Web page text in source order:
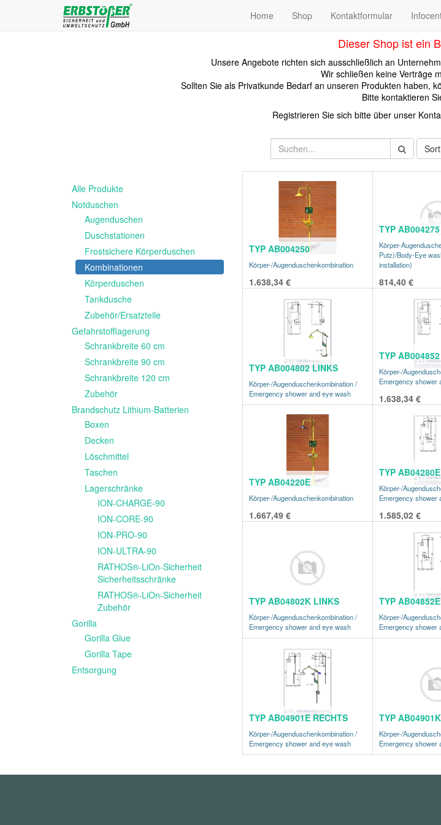
Home Shop Kontaktformular
Dieser Shop ist ein
Unsere Angebote richten sich ausschließlich an
Wir schließen keine Verträge
Sollten Sie als Privatkunde Bedarf an unseren Produkten haben,
Bitte kontaktieren
Registrieren Sie sich bitte über unser
Alle Produkte
Notduschen
Augenduschen
Duschstationen
Frostsichere Körperduschen
Kombinationen
Körperduschen
Tankdusche
Zubehör/Ersatzteile
Gefahrstofflagerung
Schrankbreite 60 cm
Schrankbreite 90 cm
Schrankbreite 120 cm
Zubehör
Brandschutz Lithium-Batterien
Boxen
Decken
Löschmittel
Taschen
Lagerschränke
ION-CHARGE-90
ION-CORE-90
ION-PRO-90
ION-ULTRA-90
RATHOS®-LiOn-Sicherheit
Sicherheitsschränke
RATHOS®-LiOn-Sicherheit
Zubehör
Gorilla
Gorilla Glue
Gorilla Tape
Entsorgung
TYP AB004250
Körper-/Augenduschenkombination
1.638,34€
TYP AB004275
Körper-
Putz)/Body-Eye
installation)
814,40€
TYP AB004802 LINKS
Körper-/Augenduschenkombination /
Emergency shower and eye wash
TYP
Körper-/
Emergency shower
1.638,34€
TYP AB04220E
Körper-/Augenduschenkombination
1.667,49€
TYP AB04280E
Körper-/
Emergency shower
1.585,02€
TYP AB04802K LINKS
Körper-/Augenduschenkombination /
Emergency shower and eye wash
TYP
Körper-/
Emergency shower
TYP AB04901E RECHTS
Körper-/Augenduschenkombination /
Emergency shower and eye wash
TYP
Körper-/
Emergency shower